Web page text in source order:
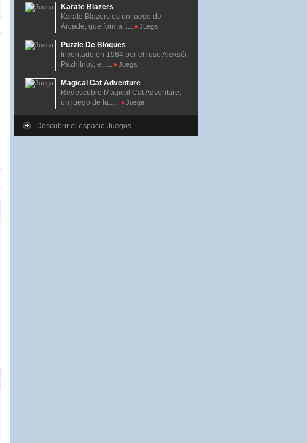
Karate Blazers
Karate Blazers es un juego de
Arcade, que forma......
Juega
Puzzle De Bloques
Inventado en 1984 por el ruso Alekséi
Pázhitnov, e......
Juega
Magical Cat Adventure
Redescubre Magical Cat Adventure,
un juego de la......
Juega
Descubrir el espacio Juegos